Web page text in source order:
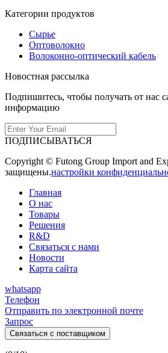
Категории продуктов
Сырье
Оптоволокно
Волоконно-оптический кабель
Новостная рассылка
Подпишитесь, чтобы получать от нас
информацию
ПОДПИСЫВАТЬСЯ
Copyright © Futong Group Import and
защищены.настройки
Главная
О нас
Товары
Решения
R&D
Связаться с нами
Новости
Карта сайта
whatsapp
Телефон
Отправить по электронной почте
Запрос
Связаться с поставщиком